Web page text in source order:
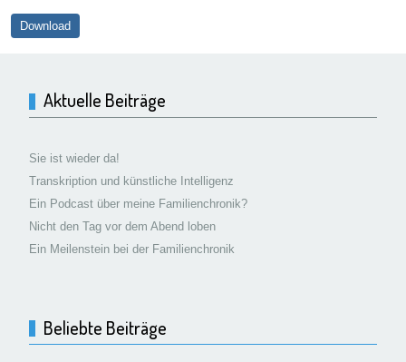
Download
Aktuelle Beiträge
Sie ist wieder da!
Transkription und künstliche Intelligenz
Ein Podcast über meine Familienchronik?
Nicht den Tag vor dem Abend loben
Ein Meilenstein bei der Familienchronik
Beliebte Beiträge